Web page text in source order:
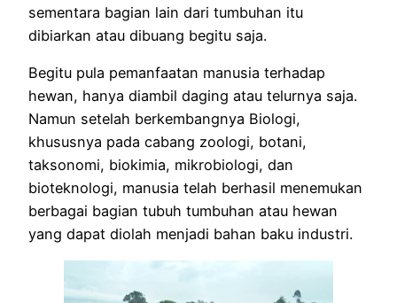
sementara bagian lain dari tumbuhan itu
dibiarkan atau dibuang begitu saja.
Begitu pula pemanfaatan manusia terhadap
hewan, hanya diambil daging atau telurnya saja.
Namun setelah berkembangnya Biologi,
khususnya pada cabang zoologi, botani,
taksonomi, biokimia, mikrobiologi, dan
bioteknologi, manusia telah berhasil menemukan
berbagai bagian tubuh tumbuhan atau hewan
yang dapat diolah menjadi bahan baku industri.